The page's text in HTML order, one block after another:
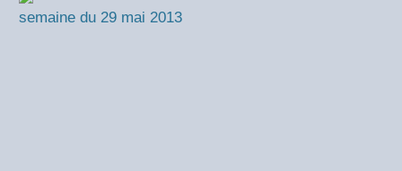
semaine du 29 mai 2013